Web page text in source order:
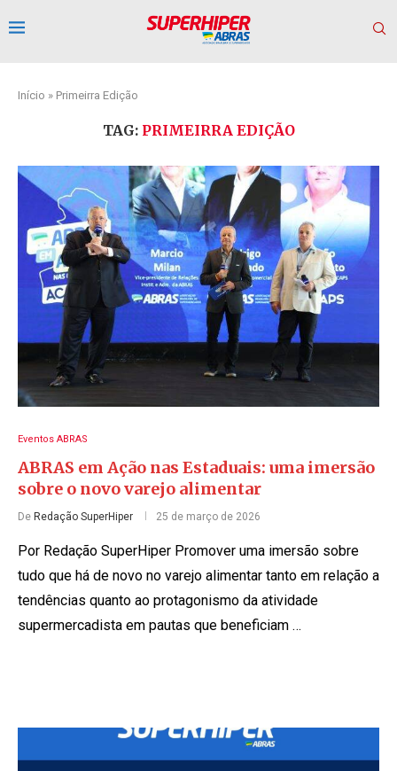
Início » Primeirra Edição
TAG: PRIMEIRRA EDIÇÃO
Eventos ABRAS
ABRAS em Ação nas Estaduais: uma imersão
sobre o novo varejo alimentar
De Redação SuperHiper 25 de março de 2026
Por Redação SuperHiper Promover uma imersão sobre
tudo que há de novo no varejo alimentar tanto em relação a
tendências quanto ao protagonismo da atividade
supermercadista em pautas que beneficiam …